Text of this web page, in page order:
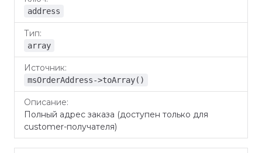
address
array
msOrderAddress->toArray()
Полный адрес заказа (доступен только для
customer-получателя)